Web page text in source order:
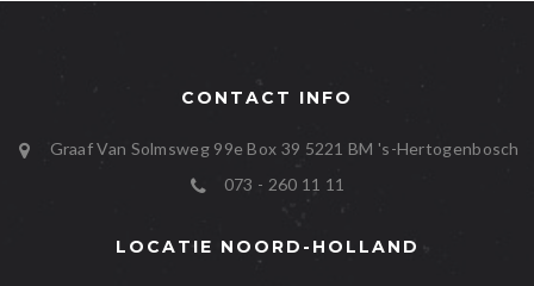
CONTACT INFO
Graaf Van Solmsweg 99e Box 39 5221 BM 's-Hertogenbosch
073 - 260 11 11
LOCATIE NOORD-HOLLAND